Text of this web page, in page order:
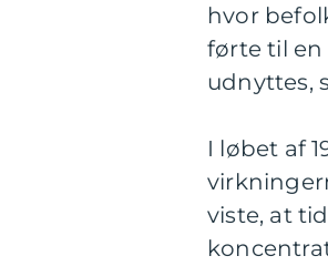
hvor
førte til en
udnyttes,
I løbet af
viste, at